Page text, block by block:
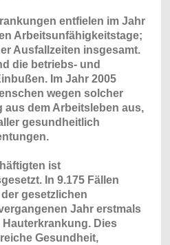
entfielen im Jahr
Arbeitsunfähigkeitstage;
Ausfallzeiten insgesamt.
die betriebs- und
Im Jahr 2005
wegen solcher
aus dem Arbeitsleben aus,
gesundheitlich
ist
In 9.175 Fällen
gesetzlichen
Jahr erstmals
Dies
Gesundheit,